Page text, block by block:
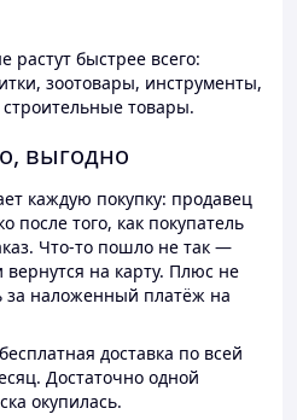
растут быстрее всего:
зоотовары, инструменты,
товары.
выгодно
каждую покупку: продавец
после того, как покупатель
Что-то пошло не так —
вернутся на карту. Плюс не
за наложенный платёж на
доставка по всей
Достаточно одной
окупилась.